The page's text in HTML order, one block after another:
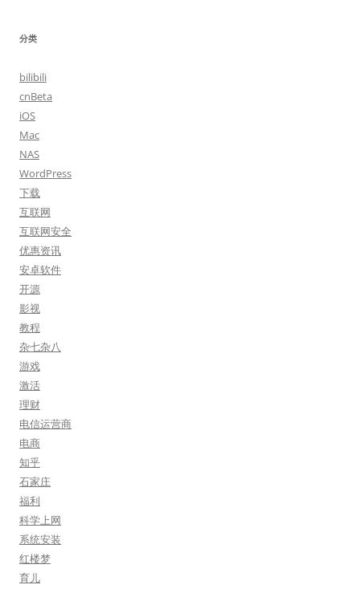
分类
bilibili
cnBeta
iOS
Mac
NAS
WordPress
下载
互联网
互联网安全
优惠资讯
安卓软件
开源
影视
教程
杂七杂八
游戏
激活
理财
电信运营商
电商
知乎
石家庄
福利
科学上网
系统安装
红楼梦
育儿